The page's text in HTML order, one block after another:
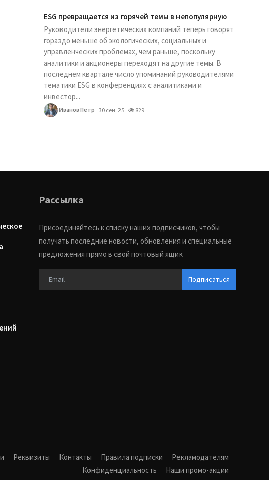
ESG превращается из горячей темы в непопулярную
Руководители энергетических компаний теперь говорят
гораздо меньше об экологических, социальных и
управленческих проблемах, чем раньше, поскольку
аналитики и акционеры переходят на другие темы. В
последнем квартале число упоминаний руководителями
тематики ESG в конференциях с аналитиками и
инвестор...
Иванов Петр 30 сен, 25 829
Рассылка
Присоединяйтесь к списку наших подписчиков, чтобы
получать последние новости, обновления и специальные
предложения прямо в свой почтовый ящик
Подписаться
Реквизиты Контакты Правила подписки
Рекламодателям
Конфиденциальность
Наши промо-акции